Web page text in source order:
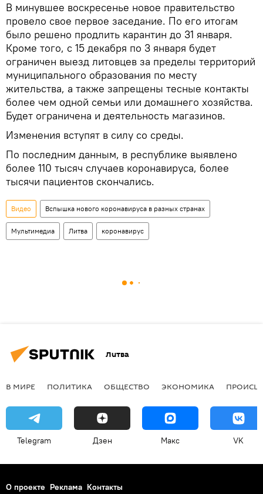
В минувшее воскресенье новое правительство
провело свое первое заседание. По его итогам
было решено продлить карантин до 31 января.
Кроме того, с 15 декабря по 3 января будет
ограничен выезд литовцев за пределы территорий
муниципального образования по месту
жительства, а также запрещены тесные контакты
более чем одной семьи или домашнего хозяйства.
Будет ограничена и деятельность магазинов.
Изменения вступят в силу со среды.
По последним данным, в республике выявлено
более 110 тысяч случаев коронавируса, более
тысячи пациентов скончались.
Видео Вспышка нового коронавируса в разных странах
Мультимедиа Литва коронавирус
Литва
В МИРЕ ПОЛИТИКА ОБЩЕСТВО ЭКОНОМИКА
Telegram Дзен Макс VK
О проекте Реклама Контакты